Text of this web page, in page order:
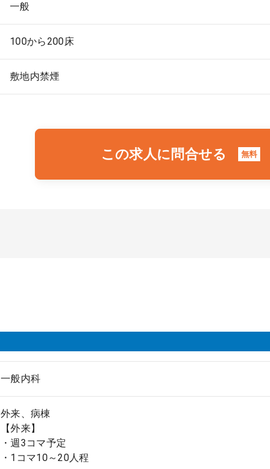
一般
100から200床
敷地内禁煙
この求人に問合せる 無料
一般内科
外来、病棟
【外来】
・週3コマ予定
・1コマ10～20人程